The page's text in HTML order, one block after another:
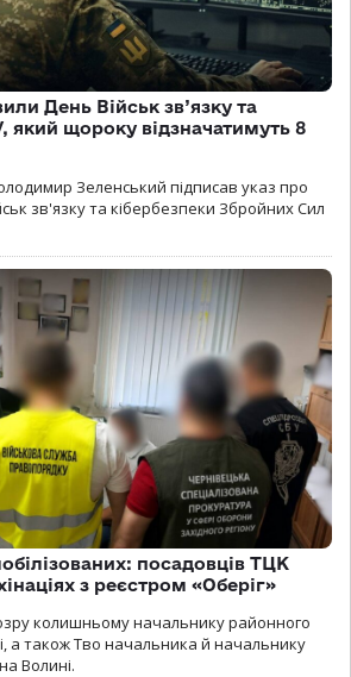
День Військ зв’язку та
який щороку відзначатимуть 8
Зеленський підписав указ про
зв'язку та кібербезпеки Збройних Сил
посадовців ТЦК
з реєстром «Оберіг»
колишньому начальнику районного
а також Тво начальника й начальнику
Волині.